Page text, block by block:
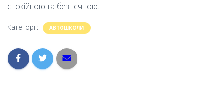
спокійною та безпечною.
Категорії: АВТОШКОЛИ